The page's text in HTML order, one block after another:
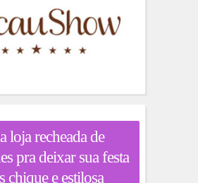
loja recheada de
pra deixar sua festa
chique e estilosa